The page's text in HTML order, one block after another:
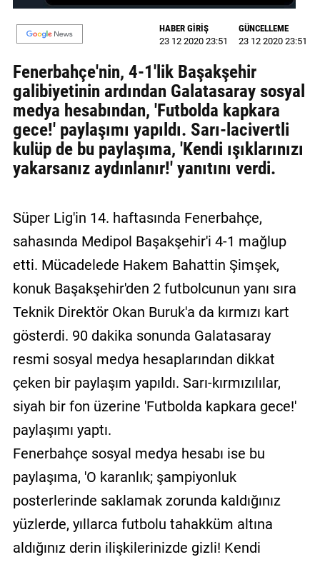
ULAŞIN
Künye
İletişim
Gizlilik
Sözleşmesi
Kullanıcı
Sözleşmesi
HABER GİRİŞ
23 12 2020 23:51
GÜNCELLEME
23 12 2020 23:51
Fenerbahçe'nin, 4-1'lik Başakşehir
galibiyetinin ardından Galatasaray sosyal
medya hesabından, 'Futbolda kapkara
gece!' paylaşımı yapıldı. Sarı-lacivertli
kulüp de bu paylaşıma, 'Kendi ışıklarınızı
yakarsanız aydınlanır!' yanıtını verdi.
Süper Lig'in 14. haftasında Fenerbahçe,
sahasında Medipol Başakşehir'i 4-1 mağlup
etti. Mücadelede Hakem Bahattin Şimşek,
konuk Başakşehir'den 2 futbolcunun yanı sıra
Teknik Direktör Okan Buruk'a da kırmızı kart
gösterdi. 90 dakika sonunda Galatasaray
resmi sosyal medya hesaplarından dikkat
çeken bir paylaşım yapıldı. Sarı-kırmızılılar,
siyah bir fon üzerine 'Futbolda kapkara gece!'
paylaşımı yaptı.
Fenerbahçe sosyal medya hesabı ise bu
paylaşıma, 'O karanlık; şampiyonluk
posterlerinde saklamak zorunda kaldığınız
yüzlerde, yıllarca futbolu tahakküm altına
aldığınız derin ilişkilerinizde gizli! Kendi